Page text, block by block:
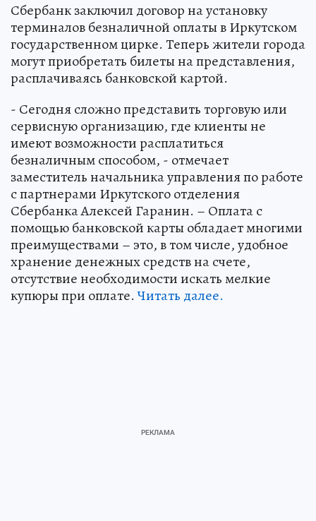
Сбербанк заключил договор на установку
терминалов безналичной оплаты в Иркутском
государственном цирке. Теперь жители города
могут приобретать билеты на представления,
расплачиваясь банковской картой.
- Сегодня сложно представить торговую или
сервисную организацию, где клиенты не
имеют возможности расплатиться
безналичным способом, - отмечает
заместитель начальника управления по работе
с партнерами Иркутского отделения
Сбербанка Алексей Гаранин. – Оплата с
помощью банковской карты обладает многими
преимуществами – это, в том числе, удобное
хранение денежных средств на счете,
отсутствие необходимости искать мелкие
купюры при оплате.Читать далее.